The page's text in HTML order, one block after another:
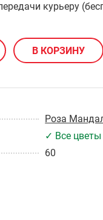
курьеру
В КОРЗИНУ
Роза
✓ Все
60